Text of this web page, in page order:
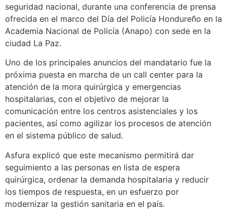
seguridad nacional, durante una conferencia de prensa
ofrecida en el marco del Día del Policía Hondureño en la
Academia Nacional de Policía (Anapo) con sede en la
ciudad La Paz.
Uno de los principales anuncios del mandatario fue la
próxima puesta en marcha de un call center para la
atención de la mora quirúrgica y emergencias
hospitalarias, con el objetivo de mejorar la
comunicación entre los centros asistenciales y los
pacientes, así como agilizar los procesos de atención
en el sistema público de salud.
Asfura explicó que este mecanismo permitirá dar
seguimiento a las personas en lista de espera
quirúrgica, ordenar la demanda hospitalaria y reducir
los tiempos de respuesta, en un esfuerzo por
modernizar la gestión sanitaria en el país.